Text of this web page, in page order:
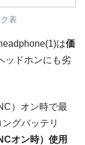
表
は価
ッドホンにも劣
）オン時で最
グバッテリ
オン時）使用